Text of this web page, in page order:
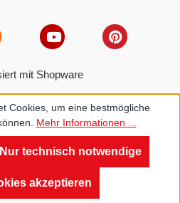
mit Shopware
Cookies, um eine bestmögliche
Mehr Informationen ...
Nur technisch notwendige
akzeptieren